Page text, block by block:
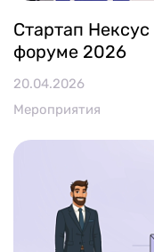
Стартап
форуме 2026
20.04.2026
Мероприятия